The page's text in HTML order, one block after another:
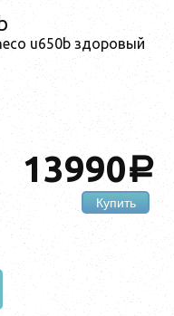
u650b здоровый
13990a
Купить